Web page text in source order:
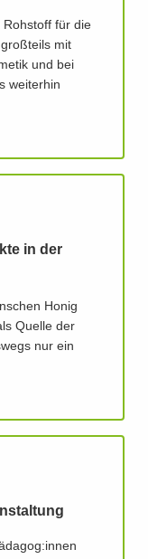
für die
mit
und bei
weiterhin
in der
Honig
Quelle der
nur ein